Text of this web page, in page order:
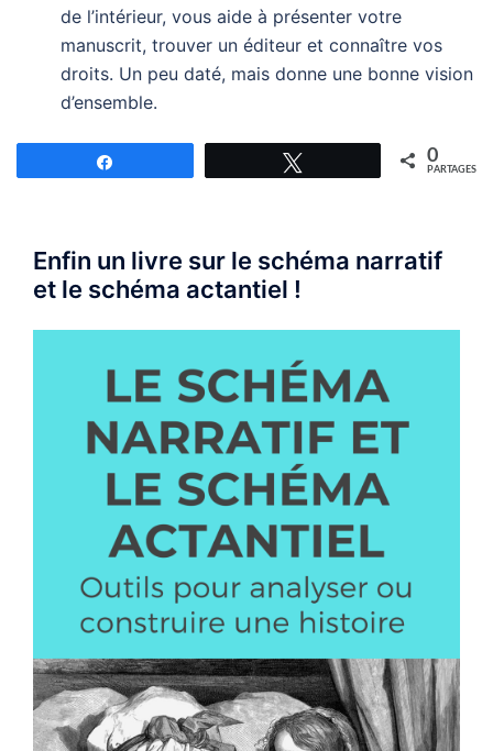
de l’intérieur, vous aide à présenter votre
manuscrit, trouver un éditeur et connaître vos
droits. Un peu daté, mais donne une bonne vision
d’ensemble.
0
PARTAGES
Enfin un livre sur le schéma narratif
et le schéma actantiel !